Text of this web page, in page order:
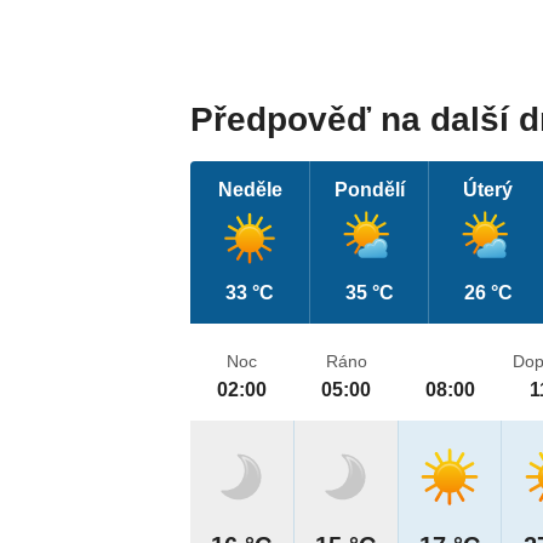
Předpověď na další
Neděle
33 °C
Pondělí
35 °C
Úterý
26 °C
Noc
02:00
Ráno
05:00 08:00